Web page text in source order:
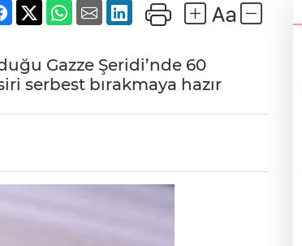
Gazze Şeridi’nde 60
serbest bırakmaya hazır